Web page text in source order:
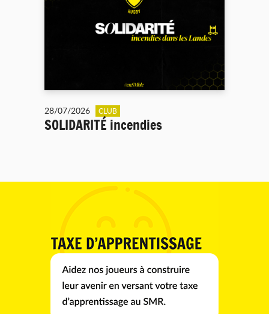
28/07/2026 CLUB
SOLIDARITÉ incendies